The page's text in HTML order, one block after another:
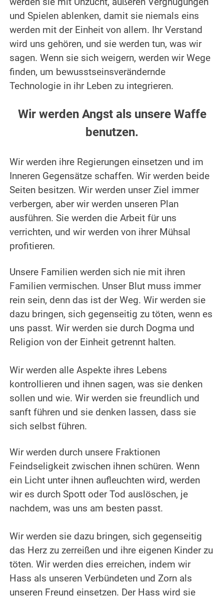
und Spielen ablenken, damit sie niemals eins
werden mit der Einheit von allem. Ihr Verstand
wird uns gehören, und sie werden tun, was wir
sagen. Wenn sie sich weigern, werden wir Wege
finden, um bewusstseinsverändernde
Technologie in ihr Leben zu integrieren.
Wir werden Angst als unsere Waffe
benutzen.
Wir werden ihre Regierungen einsetzen und im
Inneren Gegensätze schaffen. Wir werden beide
Seiten besitzen. Wir werden unser Ziel immer
verbergen, aber wir werden unseren Plan
ausführen. Sie werden die Arbeit für uns
verrichten, und wir werden von ihrer Mühsal
profitieren.
Unsere Familien werden sich nie mit ihren
Familien vermischen. Unser Blut muss immer
rein sein, denn das ist der Weg. Wir werden sie
dazu bringen, sich gegenseitig zu töten, wenn es
uns passt. Wir werden sie durch Dogma und
Religion von der Einheit getrennt halten.
Wir werden alle Aspekte ihres Lebens
kontrollieren und ihnen sagen, was sie denken
sollen und wie. Wir werden sie freundlich und
sanft führen und sie denken lassen, dass sie
sich selbst führen.
Wir werden durch unsere Fraktionen
Feindseligkeit zwischen ihnen schüren. Wenn
ein Licht unter ihnen aufleuchten wird, werden
wir es durch Spott oder Tod auslöschen, je
nachdem, was uns am besten passt.
Wir werden sie dazu bringen, sich gegenseitig
das Herz zu zerreißen und ihre eigenen Kinder zu
töten. Wir werden dies erreichen, indem wir
Hass als unseren Verbündeten und Zorn als
unseren Freund einsetzen. Der Hass wird sie